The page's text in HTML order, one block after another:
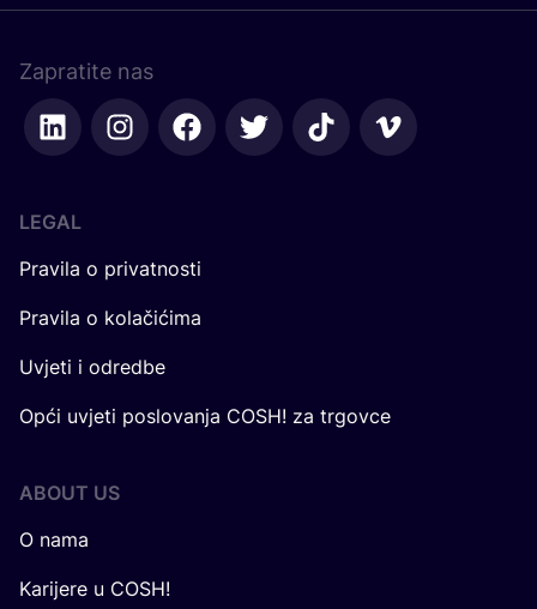
Zapratite nas
LEGAL
Pravila o privatnosti
Pravila o kolačićima
Uvjeti i odredbe
Opći uvjeti poslovanja COSH! za trgovce
ABOUT US
O nama
Karijere u COSH!